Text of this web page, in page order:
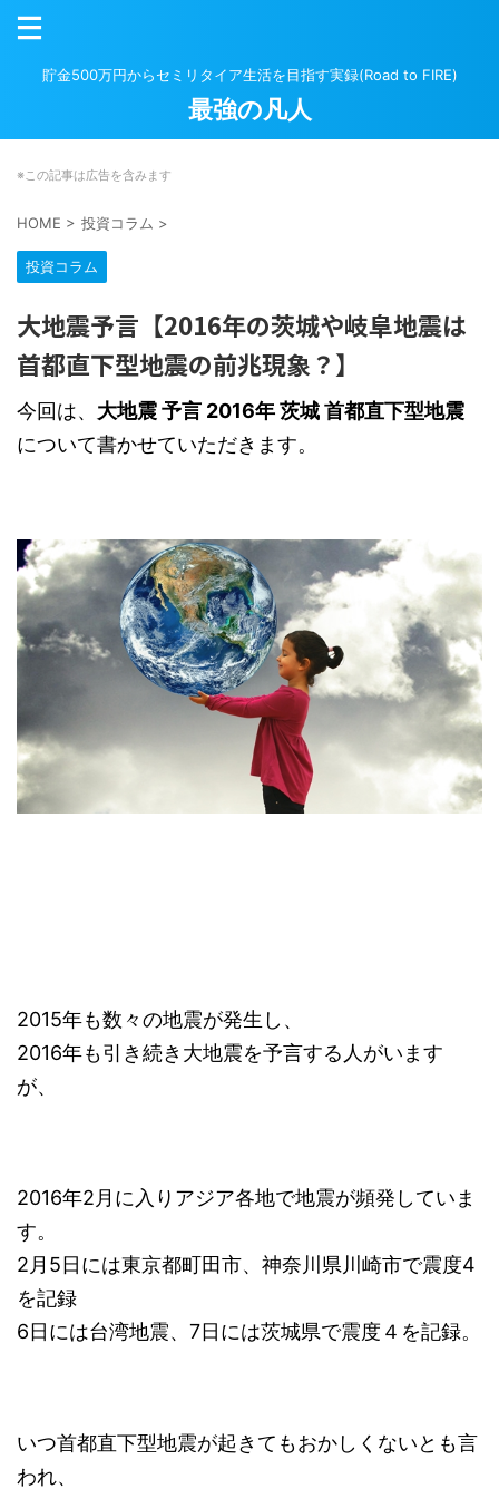
貯金500万円からセミリタイア生活を目指す実録(Road to FIRE)
最強の凡人
※この記事は広告を含みます
HOME > 投資コラム >
投資コラム
大地震予言【2016年の茨城や岐阜地震は
首都直下型地震の前兆現象？】
今回は、 大地震 予言 2016年 茨城 首都直下型地震
について書かせていただきます。
2015年も数々の地震が発生し、
2016年も引き続き大地震を予言する人がいます
が、
2016年2月に入りアジア各地で地震が頻発していま
す。
2月5日には東京都町田市、神奈川県川崎市で震度4
を記録
6日には台湾地震、7日には茨城県で震度４を記録。
いつ首都直下型地震が起きてもおかしくないとも言
われ、